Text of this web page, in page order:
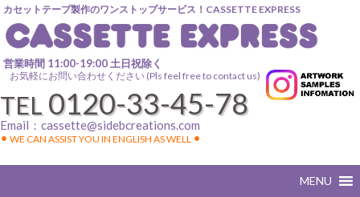
カセットテープ製作のワンストップサービス！CASSETTE EXPRESS
営業時間 11:00-19:00 土日祝除く
お気軽にお問い合わせください (Pls feel free to contact us)
TEL 0120-33-45-78
Email： cassette@sidebcreations.com
⚫︎ WE CAN ASSIST YOU IN ENGLISH AS WELL ⚫︎